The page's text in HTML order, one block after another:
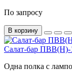
По запросу
В корзину
Салат-бар ПВВ(Н)-
Одна полка с